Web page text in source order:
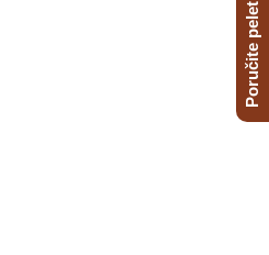
Poručite pelet